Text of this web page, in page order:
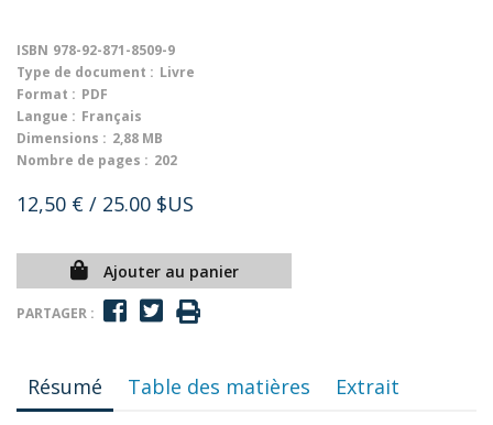
ISBN 978-92-871-8509-9
Type de document : Livre
Format : PDF
Langue : Français
Dimensions : 2,88 MB
Nombre de pages : 202
12,50 € / 25.00 $US
Ajouter au panier
PARTAGER :
Résumé Table des matières Extrait